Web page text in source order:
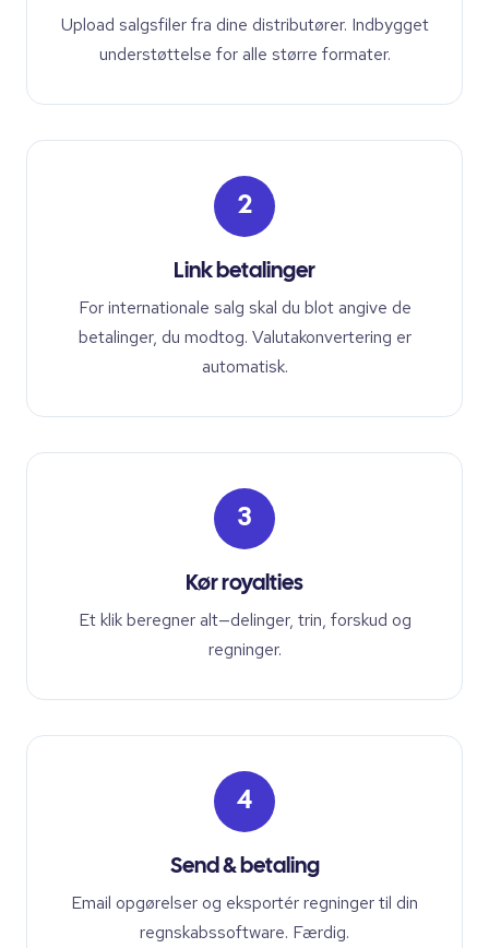
Upload salgsfiler fra dine distributører. Indbygget
understøttelse for alle større formater.
2
Link betalinger
For internationale salg skal du blot angive de
betalinger, du modtog. Valutakonvertering er
automatisk.
3
Kør royalties
Et klik beregner alt—delinger, trin, forskud og
regninger.
4
Send & betaling
Email opgørelser og eksportér regninger til din
regnskabssoftware. Færdig.